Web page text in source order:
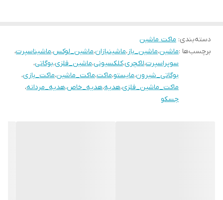
دسته‌بندی: ماکت ماشین
برچسب‌ها :ماشین،ماشین_باز،ماشینبازان،ماشین_لوکس،ماشیناسپرت،
سوپراسپرت،لاکچری،کلکسیونی،ماشین_فلزی،بوگاتی،
بوگاتی_شیرون،مایستو،ماکت،ماکت_ماشین،ماکت_بازی،
ماکت_ماشین_فلزی،هدیه،هدیه_خاص،هدیه_مردانه،
جسکو